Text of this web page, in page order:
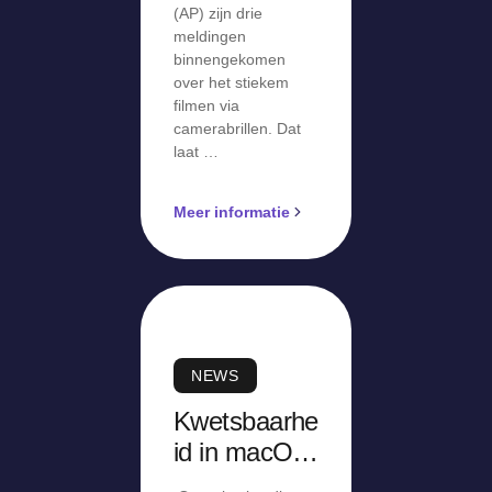
(AP) zijn drie
meldingen
binnengekomen
over het stiekem
filmen via
camerabrillen. Dat
laat …
Meer informatie
NEWS
Kwetsbaarhe
id in macOS